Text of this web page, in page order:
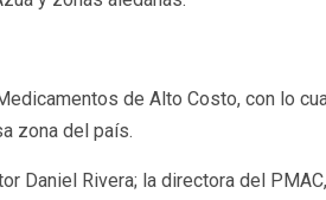
de Alto Costo, con lo
zona del país.
Daniel Rivera; la directora del